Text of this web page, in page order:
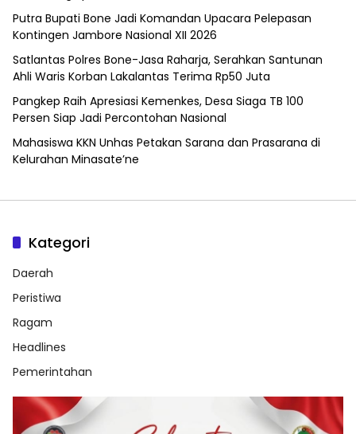
Putra Bupati Bone Jadi Komandan Upacara Pelepasan
Kontingen Jambore Nasional XII 2026
Satlantas Polres Bone-Jasa Raharja, Serahkan Santunan
Ahli Waris Korban Lakalantas Terima Rp50 Juta
Pangkep Raih Apresiasi Kemenkes, Desa Siaga TB 100
Persen Siap Jadi Percontohan Nasional
Mahasiswa KKN Unhas Petakan Sarana dan Prasarana di
Kelurahan Minasate’ne
Kategori
Daerah
Peristiwa
Ragam
Headlines
Pemerintahan